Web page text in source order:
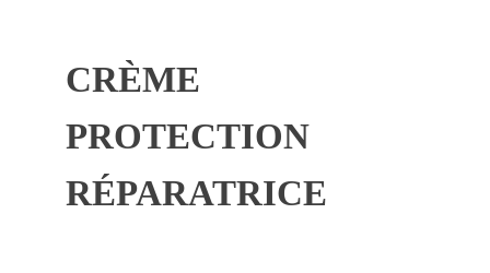
CRÈME
PROTECTION
RÉPARATRICE